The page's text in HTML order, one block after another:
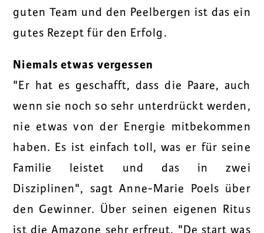
guten Team und den Peelbergen ist das ein
gutes Rezept für den Erfolg.
Niemals etwas vergessen
"Er hat es geschafft, dass die Paare, auch
wenn sie noch so sehr unterdrückt werden,
nie etwas von der Energie mitbekommen
haben. Es ist einfach toll, was er für seine
Familie leistet und das in zwei
Disziplinen", sagt Anne-Marie Poels über
den Gewinner. Über seinen eigenen Ritus
ist die Amazone sehr erfreut. "De start was